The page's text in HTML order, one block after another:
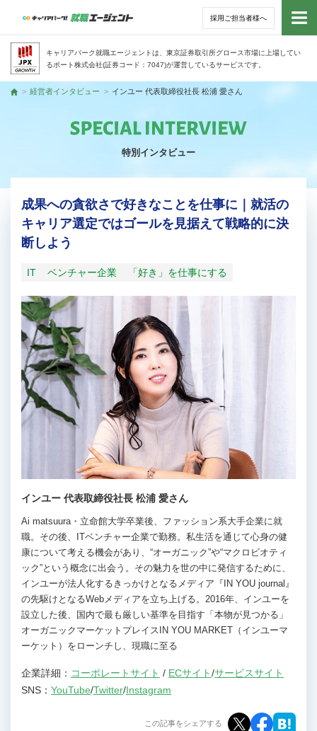
採用ご担当者様へ
キャリアパーク就職エージェントは、東京証券取引所グロース市場に上場してい
るポート株式会社(証券コード：7047)が運営しているサービスです。
トッ
トップ
経営者インタビュー インユー 代表取締役社長 松浦 愛さん
特別インタビュー
成果への貪欲さで好きなことを仕事に｜就活の
キャリア選定ではゴールを見据えて戦略的に決
断しよう
IT ベンチャー企業 「好き」を仕事にする
インユー 代表取締役社長 松浦 愛さん
Ai matsuura・立命館大学卒業後、ファッション系大手企業に就
職。その後、ITベンチャー企業で勤務。私生活を通じて心身の健
康について考える機会があり、“オーガニック”や“マクロビオティ
ック”という概念に出会う。その魅力を世の中に発信するために、
インユーが法人化するきっかけとなるメディア『IN YOU journal』
の先駆けとなるWebメディアを立ち上げる。2016年、インユーを
設立した後、国内で最も厳しい基準を目指す「本物が見つかる」
オーガニックマーケットプレイスIN YOU MARKET（インユーマ
ーケット）をローンチし、現職に至る
企業詳細： コーポレートサイト / ECサイト/サービスサイト
SNS： YouTube/Twitter/Instagram
この記事をシェアする